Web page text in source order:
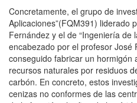
Concretamente, el grupo de
Aplicaciones”(FQM391) liderado
Fernández y el de “Ingeniería de
encabezado por el profesor José
conseguido fabricar un hormigón
recursos naturales por residuos
carbón. En concreto, estos
cenizas no conformes de las